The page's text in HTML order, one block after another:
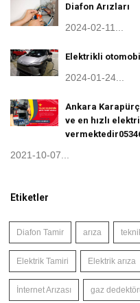
Diafon Arızları
2024-02-11...
Elektrikli
2024-01-24...
Ankara
ve en hızlı
2021-10-07...
Etiketler
Diafon Tamir arıza
Elektrik Tamiri Elektrik arıza
İnternet Arızası gaz